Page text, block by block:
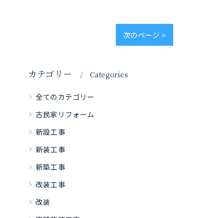
次のページ >
カテゴリー Categories
全てのカテゴリー
古民家リフォーム
新設工事
新装工事
新築工事
改装工事
改装